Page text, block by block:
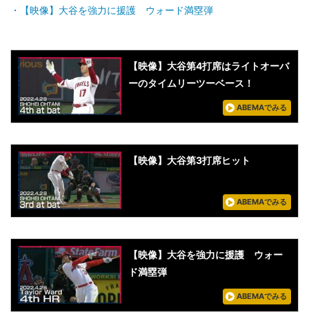
【映像】大谷を強力に援護 ウォード満塁弾
【映像】大谷第4打席はライトオーバ
ーのタイムリーツーベース！
ABEMAでみる
【映像】大谷第3打席ヒット
ABEMAでみる
【映像】大谷を強力に援護 ウォー
ド満塁弾
ABEMAでみる